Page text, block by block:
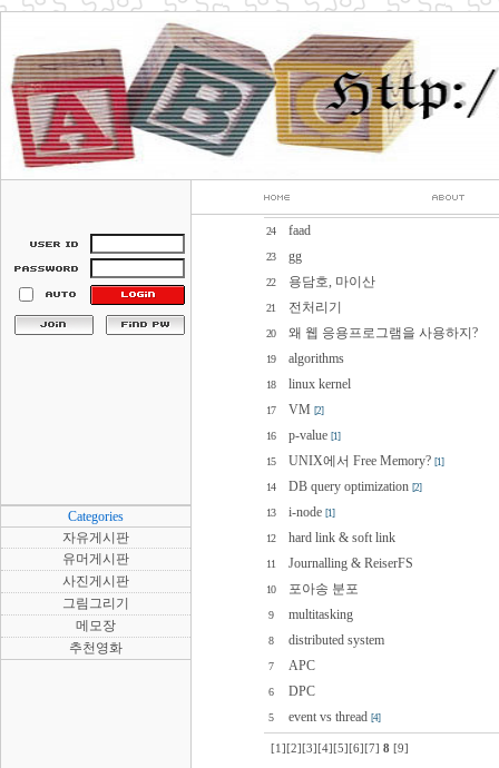
Categories
자유게시판
유머게시판
사진게시판
그림그리기
메모장
추천영화
24 faad
23 gg
22 용담호, 마이산
21 전처리기
20 왜 웹 응용프로그램을 사용하지?
19 algorithms
18 linux kernel
17 VM [2]
16 p-value [1]
15 UNIX에서 Free Memory? [1]
14 DB query optimization [2]
13 i-node [1]
12 hard link & soft link
11 Journalling & ReiserFS
10 포아송 분포
9 multitasking
8 distributed system
7 APC
6 DPC
5 event vs thread [4]
[1] [2] [3] [4] [5] [6] [7] 8 [9]